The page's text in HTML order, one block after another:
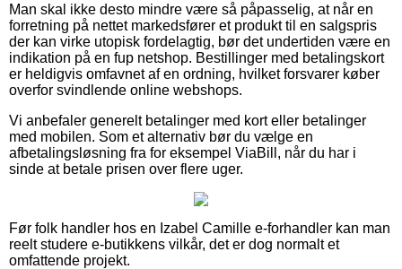
Man skal ikke desto mindre være så påpasselig, at når en
forretning på nettet markedsfører et produkt til en salgspris
der kan virke utopisk fordelagtig, bør det undertiden være en
indikation på en fup netshop. Bestillinger med betalingskort
er heldigvis omfavnet af en ordning, hvilket forsvarer køber
overfor svindlende online webshops.
Vi anbefaler generelt betalinger med kort eller betalinger
med mobilen. Som et alternativ bør du vælge en
afbetalingsløsning fra for eksempel ViaBill, når du har i
sinde at betale prisen over flere uger.
Før folk handler hos en Izabel Camille e-forhandler kan man
reelt studere e-butikkens vilkår, det er dog normalt et
omfattende projekt.